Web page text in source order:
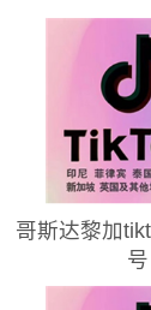
哥斯达黎加
号